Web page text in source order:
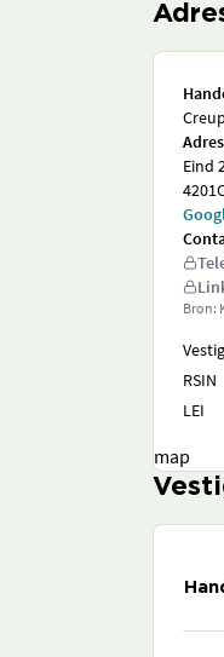
Eind
Bron:
RSIN
LEI
map